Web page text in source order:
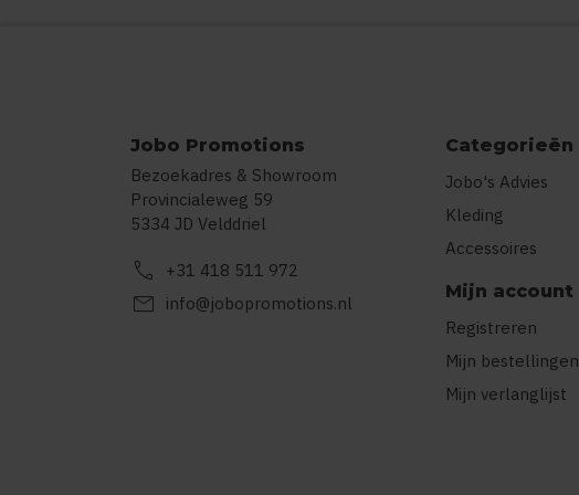
Jobo Promotions
Bezoekadres & Showroom
Provincialeweg 59
5334 JD Velddriel
call +31 418 511 972
mail info@jobopromotions.nl
Categorieën
Jobo's Advies
Kleding
Accessoires
Mijn account
Registreren
Mijn bestellingen
Mijn verlanglijst